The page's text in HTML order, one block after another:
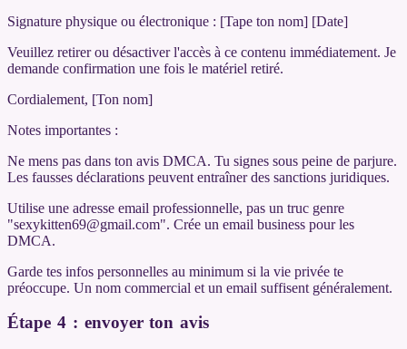
Signature physique ou électronique : [Tape ton nom] [Date]
Veuillez retirer ou désactiver l'accès à ce contenu immédiatement. Je
demande confirmation une fois le matériel retiré.
Cordialement, [Ton nom]
Notes importantes :
Ne mens pas dans ton avis DMCA. Tu signes sous peine de parjure.
Les fausses déclarations peuvent entraîner des sanctions juridiques.
Utilise une adresse email professionnelle, pas un truc genre
"sexykitten69@gmail.com". Crée un email business pour les
DMCA.
Garde tes infos personnelles au minimum si la vie privée te
préoccupe. Un nom commercial et un email suffisent généralement.
Étape 4 : envoyer ton avis